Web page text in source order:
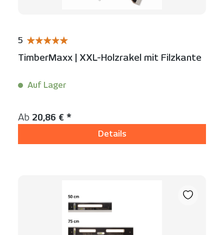
5
Durchschnittliche Bewertung von 5 von 5 Sternen
TimberMaxx | XXL-Holzrakel mit Filzkante
Auf Lager
Regulärer Preis:
Ab 20,86 € *
Details